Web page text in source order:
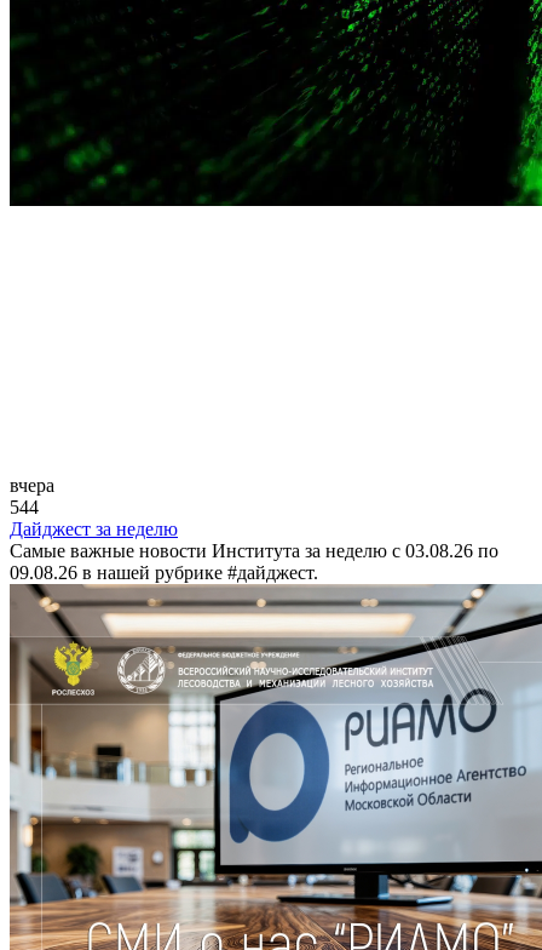
вчера
544
Дайджест за неделю
Самые важные новости Института за неделю с 03.08.26 по
09.08.26 в нашей рубрике #дайджест.